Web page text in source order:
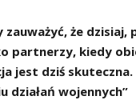
zauważyć, że
partnerzy, kiedy
jest dziś
działań wojennych”